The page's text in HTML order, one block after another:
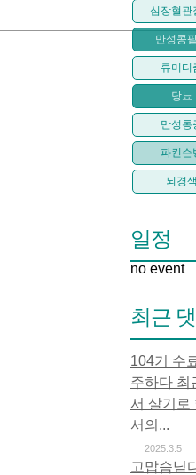
심장혈관
만성콩
류머티
당뇨
만성통
파킨슨
뇌경색
일정
no event
최근
104기 수
주하다 최
서 살기로
서의...
2025.3.5
고맙슴닏